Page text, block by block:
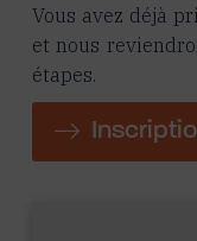
Vous avez déjà
et nous
étapes.